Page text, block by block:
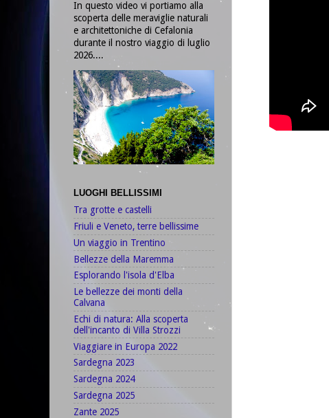
In questo video vi portiamo alla
scoperta delle meraviglie naturali
e architettoniche di Cefalonia
durante il nostro viaggio di luglio
2026....
LUOGHI BELLISSIMI
Tra grotte e castelli
Friuli e Veneto, terre bellissime
Un viaggio in Trentino
Bellezze della Maremma
Esplorando l'isola d'Elba
Le bellezze dei monti della
Calvana
Echi di natura: Alla scoperta
dell'incanto di Villa Strozzi
Viaggiare in Europa 2022
Sardegna 2023
Sardegna 2024
Sardegna 2025
Zante 2025